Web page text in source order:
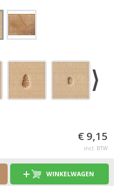
€ 9,15
incl. BTW
WINKELWAGEN